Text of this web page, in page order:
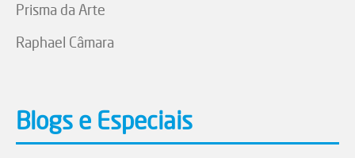
Prisma da Arte
Raphael Câmara
Blogs e Especiais